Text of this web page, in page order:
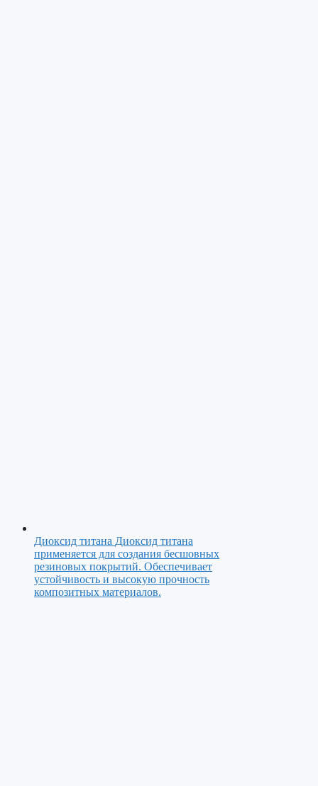
Диоксид титана Диоксид титана
применяется для создания бесшовных
резиновых покрытий. Обеспечивает
устойчивость и высокую прочность
композитных материалов.